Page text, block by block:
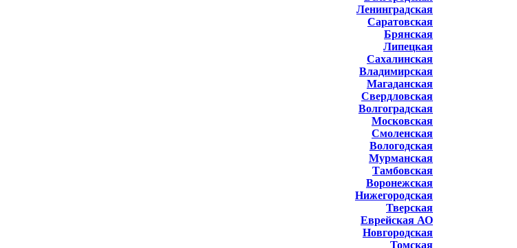
Ленинградская
Саратовская
Брянская
Липецкая
Сахалинская
Владимирская
Магаданская
Свердловская
Волгоградская
Московская
Смоленская
Вологодская
Мурманская
Тамбовская
Воронежская
Нижегородская
Тверская
Еврейская АО
Новгородская
Томская